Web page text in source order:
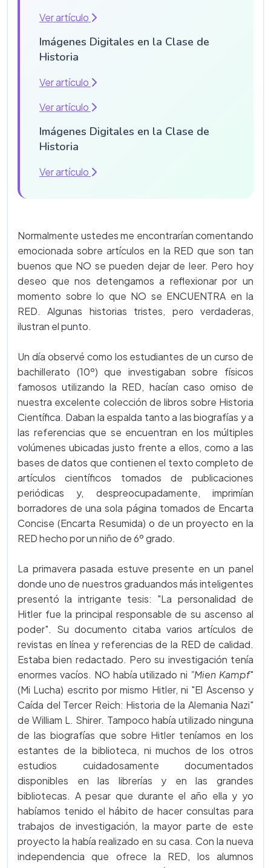
Ver artículo
Imágenes Digitales en la Clase de
Historia
Ver artículo
Ver artículo
Imágenes Digitales en la Clase de
Historia
Ver artículo
Normalmente ustedes me encontrarían comentando
emocionada sobre artículos en la RED que son tan
buenos que NO se pueden dejar de leer. Pero hoy
deseo que nos detengamos a reflexionar por un
momento sobre lo que NO se ENCUENTRA en la
RED. Algunas historias tristes, pero verdaderas,
ilustran el punto.
Un día observé como los estudiantes de un curso de
bachillerato (10º) que investigaban sobre físicos
famosos utilizando la RED, hacían caso omiso de
nuestra excelente colección de libros sobre Historia
Científica. Daban la espalda tanto a las biografías y a
las referencias que se encuentran en los múltiples
volúmenes ubicadas justo frente a ellos, como a las
bases de datos que contienen el texto completo de
artículos científicos tomados de publicaciones
periódicas y, despreocupadamente, imprimían
borradores de una sola página tomados de Encarta
Concise (Encarta Resumida) o de un proyecto en la
RED hecho por un niño de 6º grado.
La primavera pasada estuve presente en un panel
donde uno de nuestros graduandos más inteligentes
presentó la intrigante tesis: "La personalidad de
Hitler fue la principal responsable de su ascenso al
poder". Su documento citaba varios artículos de
revistas en línea y referencias de la RED de calidad.
Estaba bien redactado. Pero su investigación tenía
enormes vacíos. NO había utilizado ni "Mien Kampf"
(Mi Lucha) escrito por mismo Hitler, ni "El Ascenso y
Caída del Tercer Reich: Historia de la Alemania Nazi"
de William L. Shirer. Tampoco había utilizado ninguna
de las biografías que sobre Hitler teníamos en los
estantes de la biblioteca, ni muchos de los otros
estudios cuidadosamente documentados
disponibles en las librerías y en las grandes
bibliotecas. A pesar que durante el año ella y yo
habíamos tenido el hábito de hacer consultas para
trabajos de investigación, la mayor parte de este
proyecto la había realizado en su casa. Con la nueva
independencia que ofrece la RED, los alumnos